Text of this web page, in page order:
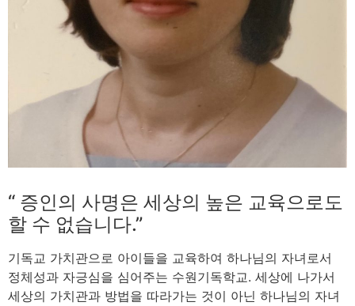
“ 증인의 사명은 세상의 높은 교육으로도
할 수 없습니다.”
기독교 가치관으로 아이들을 교육하여 하나님의 자녀로서
정체성과 자긍심을 심어주는 수원기독학교. 세상에 나가서
세상의 가치관과 방법을 따라가는 것이 아닌 하나님의 자녀